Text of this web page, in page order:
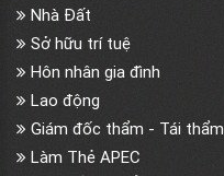
Nhà Đất
Sở hữu trí tuệ
Hôn nhân gia đình
Lao động
Giám đốc thẩm - Tái thẩm
Làm Thẻ APEC